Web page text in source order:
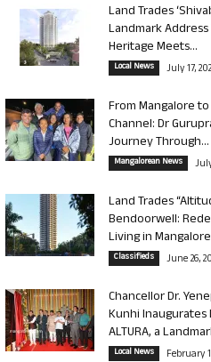
Land Trades
Landmark
Heritage Meets...
Local News July 17,
From Mangalore
Channel: Dr
Journey Through...
Mangalorean News
Land Trades
Bendoorwell:
Living in
Classifieds June 26,
Chancellor Dr.
Kunhi Inaugurates
ALTURA, a
Local News February